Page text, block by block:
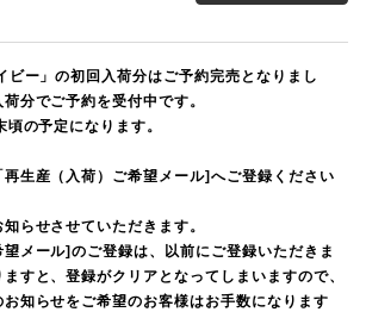
ビー」の初回入荷分はご予約完売となりまし
分でご予約を受付中です。
の予定になります。
生産（入荷）ご希望メール]へご登録ください
らせさせていただきます。
望メール]のご登録は、以前にご登録いただきま
すと、登録がクリアとなってしまいますので、
知らせをご希望のお客様はお手数になります